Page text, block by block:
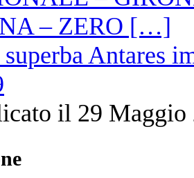
superba Antares
il 29 Maggio